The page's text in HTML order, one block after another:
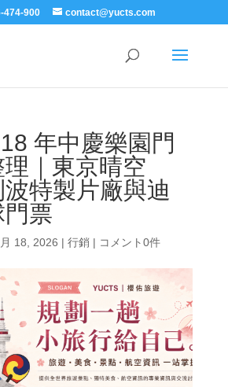
474-900 contact@yucts.com
年中慶樂園門
｜東京晴空
特製片廠與迪
票
18, 2026 | 行銷| コメント0件